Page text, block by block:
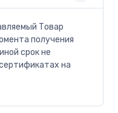
Товар
получения
срок не
на